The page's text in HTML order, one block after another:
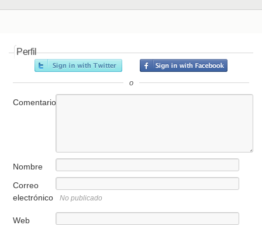
Perfil
o
Comentario
Nombre
Correo
electrónico
No publicado
Web